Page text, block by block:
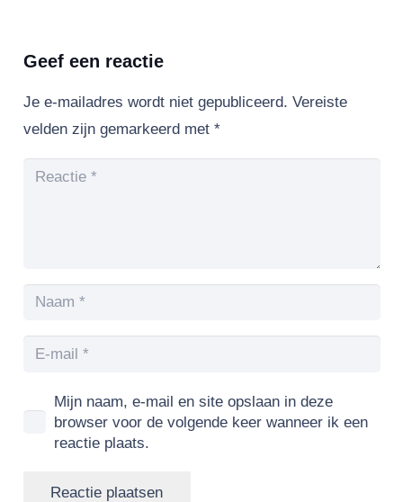
Geef een reactie
Je e-mailadres wordt niet gepubliceerd. Vereiste
velden zijn gemarkeerd met *
Mijn naam, e-mail en site opslaan in deze
browser voor de volgende keer wanneer ik een
reactie plaats.
Reactie plaatsen